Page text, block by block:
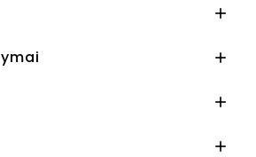



